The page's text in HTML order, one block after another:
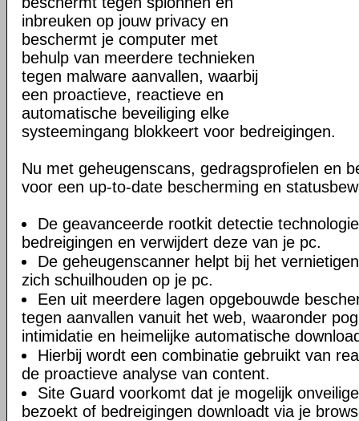
inbreuken op jouw privacy en
beschermt je computer met
behulp van meerdere technieken
tegen malware aanvallen, waarbij
een proactieve, reactieve en
automatische beveiliging elke
systeemingang blokkeert voor bedreigingen.
Nu met geheugenscans, gedragsprofielen en
voor een up-to-date bescherming en
De geavanceerde rootkit detectie
bedreigingen en verwijdert deze van je pc.
De geheugenscanner helpt bij het
zich schuilhouden op je pc.
Een uit meerdere lagen opgebouwde
tegen aanvallen vanuit het web, waaronder
intimidatie en heimelijke automatische
Hierbij wordt een combinatie gebruikt van
de proactieve analyse van content.
Site Guard voorkomt dat je mogelijk
bezoekt of bedreigingen downloadt via je